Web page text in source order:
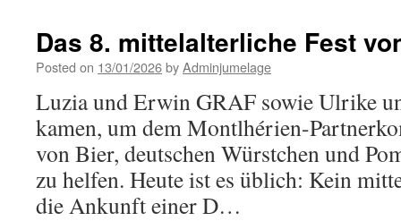
Montlhéry-
Karneval
Stetten
Das 8. mittelalterliche Fest
Posted on 13/01/2026byAdminjumelage
Luzia und Erwin GRAF sowie Ulrike
kamen, um dem Montlhérien-
von Bier, deutschen Würstchen und
zu helfen. Heute ist es üblich: Kein
die Ankunft einer D…